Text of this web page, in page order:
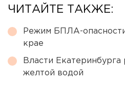
ЧИТАЙТЕ ТАКЖЕ:
Режим БПЛА-
крае
Власти Екатеринбурга
желтой водой